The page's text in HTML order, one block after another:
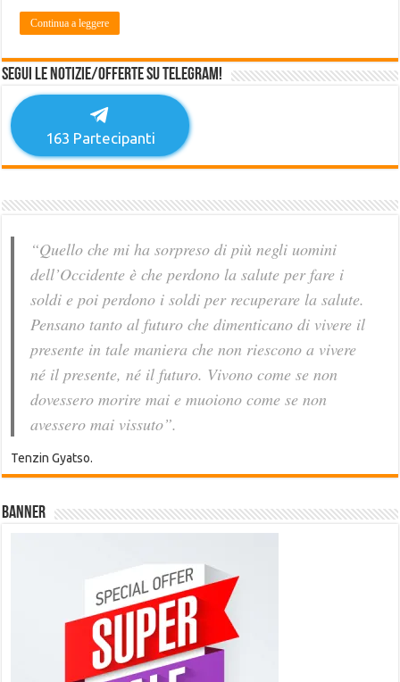
Continua a leggere
Segui le notizie/offerte su Telegram!
163 Partecipanti
“Quello che mi ha sorpreso di più negli uomini
dell’Occidente è che perdono la salute per fare i
soldi e poi perdono i soldi per recuperare la salute.
Pensano tanto al futuro che dimenticano di vivere il
presente in tale maniera che non riescono a vivere
né il presente, né il futuro. Vivono come se non
dovessero morire mai e muoiono come se non
avessero mai vissuto”.
Tenzin Gyatso.
Banner